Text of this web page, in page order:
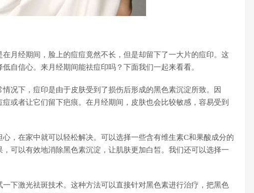
月经期间，脸上的痘痘竟然不长，但是却留下了一大片的痘印。这
自信心。来月经期间能祛痘印吗？下面我们一起来看看。
况下，痘印是由于皮肤受到了损伤后形成的黑色素沉淀所致。因
或者让它们留下疤痕。在月经期间，皮肤也会比较敏感，容易受到
，在家中就可以轻松解决。可以选择一些含有维生素C和果酸成分的
可以有效地消除黑色素沉淀，让肌肤更加白皙。我们还可以选择一
下激光祛斑技术。这种方法可以直接针对黑色素进行治疗，把黑色